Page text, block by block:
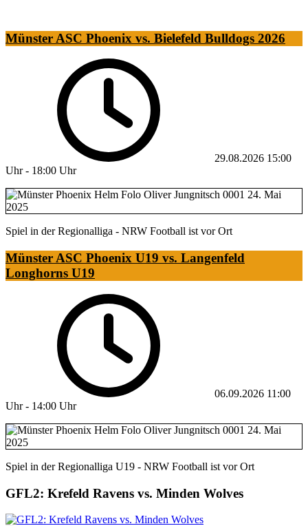
Münster ASC Phoenix vs. Bielefeld Bulldogs 2026
29.08.2026 15:00
Uhr - 18:00 Uhr
Spiel in der Regionalliga - NRW Football ist vor Ort
Münster ASC Phoenix U19 vs. Langenfeld
Longhorns U19
06.09.2026 11:00
Uhr - 14:00 Uhr
Spiel in der Regionalliga U19 - NRW Football ist vor Ort
GFL2: Krefeld Ravens vs. Minden Wolves